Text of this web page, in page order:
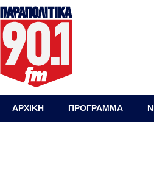
ΑΡΧΙΚΗ ΠΡΟΓΡΑΜΜΑ